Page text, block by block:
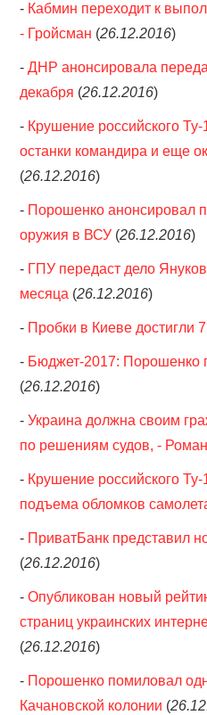
- Кабмин переходит к
- Гройсман (26.12.2016)
-ДНР анонсировала
декабря (26.12.2016)
- Крушение российского
останки командира и еще
(26.12.2016)
- Порошенко анонсировал
оружия в ВСУ (26.12.2016)
- ГПУ передаст дело
месяца (26.12.2016)
- Пробки в Киеве достигли
- Бюджет-2017: Порошенко
(26.12.2016)
-Украина должна своим
по решениям судов, -
- Крушение российского
подъема обломков
- ПриватБанк представил
(26.12.2016)
-Опубликован новый
страниц украинских
(26.12.2016)
- Порошенко помиловал
Качановской колонии (